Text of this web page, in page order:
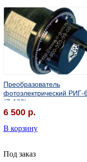
Быстрый просмотр
Преобразователь
фотоэлектрический РИГ-
(Z-100)
6 500 р.
В корзину
Под заказ